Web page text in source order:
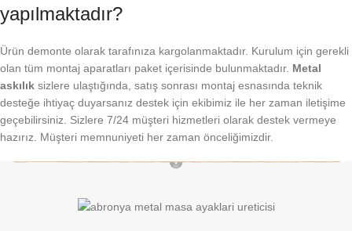
yapılmaktadır?
Ürün demonte olarak tarafınıza kargolanmaktadır. Kurulum için gerekli
olan tüm montaj aparatları paket içerisinde bulunmaktadır. Metal
askılık sizlere ulaştığında, satış sonrası montaj esnasında teknik
desteğe ihtiyaç duyarsanız destek için ekibimiz ile her zaman iletişime
geçebilirsiniz. Sizlere 7/24 müşteri hizmetleri olarak destek vermeye
hazırız. Müşteri memnuniyeti her zaman önceliğimizdir.